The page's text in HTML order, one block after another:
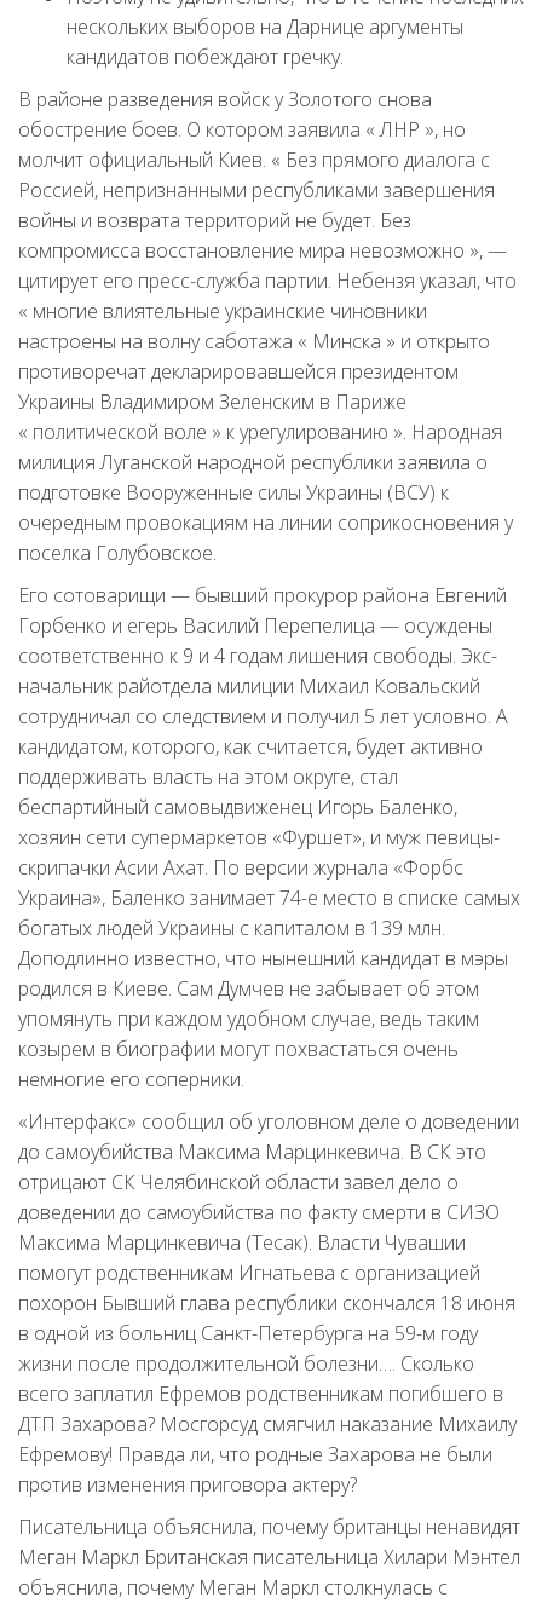
нескольких выборов на Дарнице аргументы
кандидатов побеждают гречку.
В районе разведения войск у Золотого снова
обострение боев. О котором заявила « ЛНР », но
молчит официальный Киев. « Без прямого диалога с
Россией, непризнанными республиками завершения
войны и возврата территорий не будет. Без
компромисса восстановление мира невозможно », —
цитирует его пресс-служба партии. Небензя указал, что
« многие влиятельные украинские чиновники
настроены на волну саботажа « Минска » и открыто
противоречат декларировавшейся президентом
Украины Владимиром Зеленским в Париже
« политической воле » к урегулированию ». Народная
милиция Луганской народной республики заявила о
подготовке Вооруженные силы Украины (ВСУ) к
очередным провокациям на линии соприкосновения у
поселка Голубовское.
Его сотоварищи — бывший прокурор района Евгений
Горбенко и егерь Василий Перепелица — осуждены
соответственно к 9 и 4 годам лишения свободы. Экс-
начальник райотдела милиции Михаил Ковальский
сотрудничал со следствием и получил 5 лет условно. А
кандидатом, которого, как считается, будет активно
поддерживать власть на этом округе, стал
беспартийный самовыдвиженец Игорь Баленко,
хозяин сети супермаркетов «Фуршет», и муж певицы-
скрипачки Асии Ахат. По версии журнала «Форбс
Украина», Баленко занимает 74-е место в списке самых
богатых людей Украины с капиталом в 139 млн.
Доподлинно известно, что нынешний кандидат в мэры
родился в Киеве. Сам Думчев не забывает об этом
упомянуть при каждом удобном случае, ведь таким
козырем в биографии могут похвастаться очень
немногие его соперники.
«Интерфакс» сообщил об уголовном деле о доведении
до самоубийства Максима Марцинкевича. В СК это
отрицают СК Челябинской области завел дело о
доведении до самоубийства по факту смерти в СИЗО
Максима Марцинкевича (Тесак). Власти Чувашии
помогут родственникам Игнатьева с организацией
похорон Бывший глава республики скончался 18 июня
в одной из больниц Санкт-Петербурга на 59-м году
жизни после продолжительной болезни…. Сколько
всего заплатил Ефремов родственникам погибшего в
ДТП Захарова? Мосгорсуд смягчил наказание Михаилу
Ефремову! Правда ли, что родные Захарова не были
против изменения приговора актеру?
Писательница объяснила, почему британцы ненавидят
Меган Маркл Британская писательница Хилари Мэнтел
объяснила, почему Меган Маркл столкнулась с